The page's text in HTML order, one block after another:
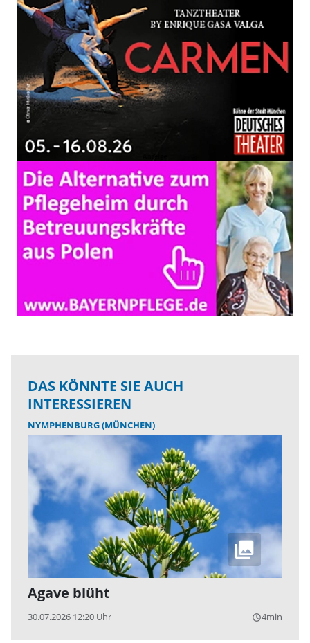
DAS KÖNNTE SIE AUCH
INTERESSIEREN
NYMPHENBURG (MÜNCHEN)
Agave blüht
30.07.2026 12:20 Uhr query_builder4min